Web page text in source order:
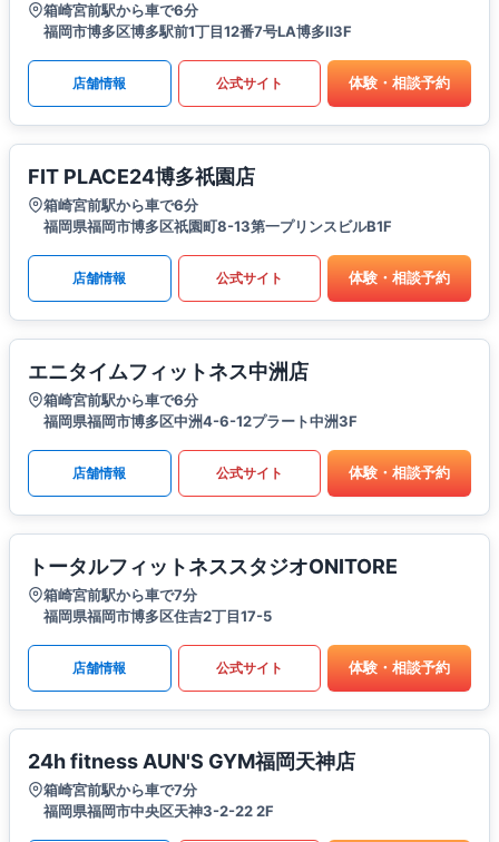
箱崎宮前駅から車で6分
福岡市博多区博多駅前1丁目12番7号LA博多Ⅱ3F
店舗情報 公式サイト 体験・相談予約
FIT PLACE24博多祇園店
箱崎宮前駅から車で6分
福岡県福岡市博多区祇園町8-13第一プリンスビルB1F
店舗情報 公式サイト 体験・相談予約
エニタイムフィットネス中洲店
箱崎宮前駅から車で6分
福岡県福岡市博多区中洲4-6-12プラート中洲3F
店舗情報 公式サイト 体験・相談予約
トータルフィットネススタジオONITORE
箱崎宮前駅から車で7分
福岡県福岡市博多区住吉2丁目17-5
店舗情報 公式サイト 体験・相談予約
24h fitness AUN'S GYM福岡天神店
箱崎宮前駅から車で7分
福岡県福岡市中央区天神3-2-22 2F